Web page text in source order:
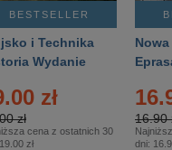
BESTSELLER
i Technika
Wydanie
2026 zł
zł
cena z ostatnich 30
19.00 zł
16.90
dni: